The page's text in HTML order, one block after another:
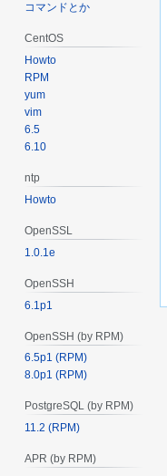
コマンドとか
CentOS
Howto
RPM
yum
vim
6.5
6.10
ntp
Howto
OpenSSL
1.0.1e
OpenSSH
6.1p1
OpenSSH (by RPM)
6.5p1 (RPM)
8.0p1 (RPM)
PostgreSQL (by RPM)
11.2 (RPM)
APR (by RPM)